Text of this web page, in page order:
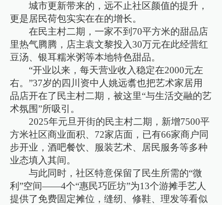
城市更新带来的，远不止社区颜值的提升，
更是居民荷包实实在在的增长。
在民主村二期，一家不到70平方米的甜品店
里热气腾腾，店主袁文黎投入30万元在此经营红
豆汤、银耳糯米粥等本地特色甜品。
“开业以来，每天营业收入稳定在2000元左
右。”37岁的四川资中人姚远翥也把艺术家居用
品店开在了民主村二期，被这里“与生活交融的艺
术氛围”所吸引。
2025年元旦开街的民主村二期，新增7500平
方米社区商业面积、72家店面，已有66家商户同
步开业，酒吧餐饮、服装艺术、居民服务等多种
业态填入其间。
与此同时，社区特意保留了民生所需的“微
利”空间——4个“惠民巧匠坊”为13个游摊手艺人
提供了免费固定摊位，缝纫、修鞋、理发等看似